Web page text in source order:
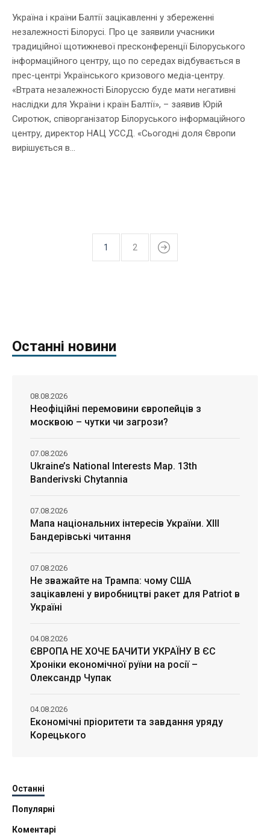
Україна і країни Балтії зацікавленні у збереженні
незалежності Білорусі. Про це заявили учасники
традиційної щотижневої пресконференції Білоруського
інформаційного центру, що по середах відбувається в
прес-центрі Українського кризового медіа-центру.
«Втрата незалежності Білоруссю буде мати негативні
наслідки для України і країн Балтії», – заявив Юрій
Сиротюк, співорганізатор Білоруського інформаційного
центру, директор НАЦ УССД. «Сьогодні доля Європи
вирішується в...
1 2
Останні новини
Неофіційні перемовини європейців з
москвою – чутки чи загрози?
08.08.2026
Ukraine’s National Interests Map. 13th
Banderivski Chytannia
07.08.2026
Мапа національних інтересів України. ХІІІ
Бандерівські читання
07.08.2026
Не зважайте на Трампа: чому США
зацікавлені у виробництві ракет для Patriot в
Україні
07.08.2026
ЄВРОПА НЕ ХОЧЕ БАЧИТИ УКРАЇНУ В ЄС
Хроніки економічної руїни на росії –
Олександр Чупак
04.08.2026
Економічні пріоритети та завдання уряду
Корецького
04.08.2026
Останні
Популярні
Коментарі